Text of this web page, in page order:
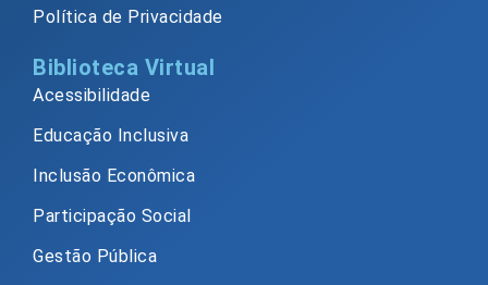
Política de Privacidade
Biblioteca Virtual
Acessibilidade
Educação Inclusiva
Inclusão Econômica
Participação Social
Gestão Pública